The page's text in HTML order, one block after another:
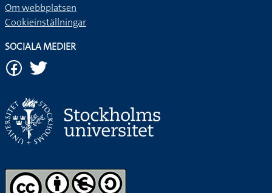
Om webbplatsen
Cookieinställningar
SOCIALA MEDIER